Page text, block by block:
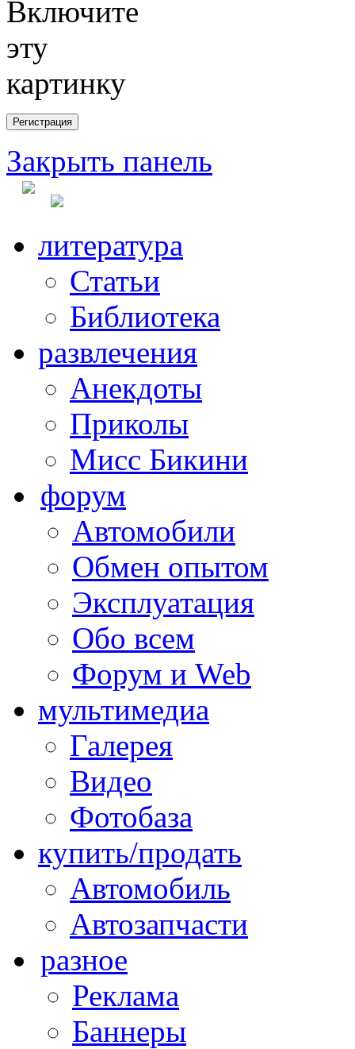
Закрыть панель
литература
Статьи
Библиотека
развлечения
Анекдоты
Приколы
Мисс Бикини
форум
Автомобили
Обмен опытом
Эксплуатация
Обо всем
Форум и Web
мультимедиа
Галерея
Видео
Фотобаза
купить/продать
Автомобиль
Автозапчасти
разное
Реклама
Баннеры